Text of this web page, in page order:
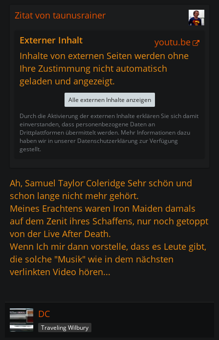
Zitat von taunusrainer
Externer Inhalt
youtu.be
Inhalte von externen Seiten werden ohne
Ihre Zustimmung nicht automatisch
geladen und angezeigt.
Alle externen Inhalte anzeigen
Durch die Aktivierung der externen Inhalte erklären Sie sich damit
einverstanden, dass personenbezogene Daten an
Drittplattformen übermittelt werden. Mehr Informationen dazu
haben wir in unserer Datenschutzerklärung zur Verfügung
gestellt.
Ah, Samuel Taylor Coleridge Sehr schön und
schon lange nicht mehr gehört.
Meines Erachtens waren Iron Maiden damals
auf dem Zenit ihres Schaffens, nur noch getoppt
von der Live After Death.
Wenn Ich mir dann vorstelle, dass es Leute gibt,
die solche "Musik" wie in dem nächsten
verlinkten Video hören...
DC
Traveling Wilbury